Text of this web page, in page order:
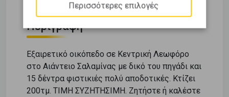
Περιγραφή
Εξαιρετικό οικόπεδο σε Κεντρική Λεωφόρο
στο Αιάντειο Σαλαμίνας με δικό του πηγάδι και
15 δέντρα φιστικιές πολύ αποδοτικές. Κτίζει
200τμ. ΤΙΜΗ ΣΥΖΗΤΗΣΙΜΗ. Ζητήστε ή καλέστε
Περισσότερες επιλογές